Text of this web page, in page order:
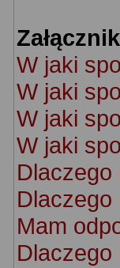
W jaki
W jaki
W jaki
W jaki
Dlaczego
Dlaczego
Mam
Dlaczego